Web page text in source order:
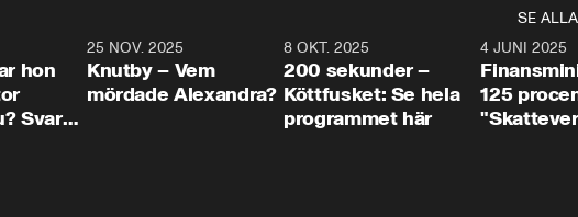
SE ALLA
hon
Svar
31:05
25 NOV. 2025
Knutby – Vem
mördade Alexandra?
4:29
8 OKT. 2025
200 sekunder –
Köttfusket: Se hela
programmet här
4 JUNI 2025
125